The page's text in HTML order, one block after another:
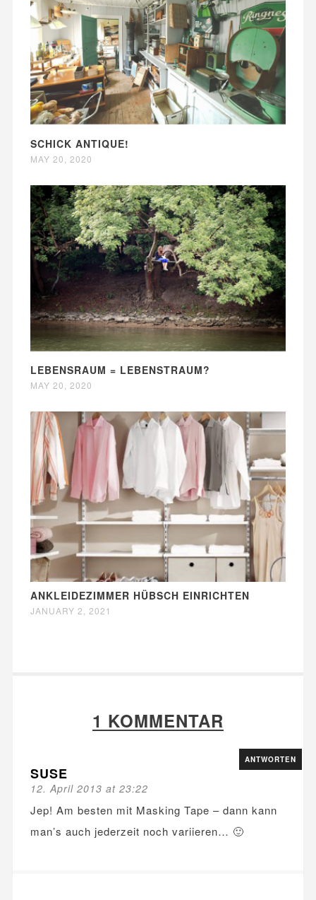
SCHICK ANTIQUE!
MAY 20, 2020
LEBENSRAUM = LEBENSTRAUM?
MAY 20, 2020
ANKLEIDEZIMMER HÜBSCH EINRICHTEN
JANUARY 2, 2021
1 KOMMENTAR
SUSE
12. April 2013 at 23:22
ANTWORTEN
Jep! Am besten mit Masking Tape – dann kann
man’s auch jederzeit noch variieren… 🙂